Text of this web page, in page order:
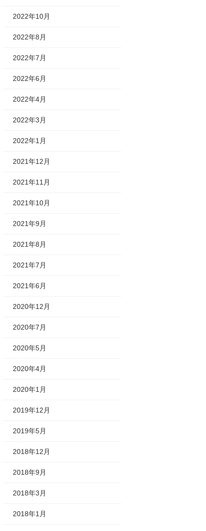
2022年10月
2022年8月
2022年7月
2022年6月
2022年4月
2022年3月
2022年1月
2021年12月
2021年11月
2021年10月
2021年9月
2021年8月
2021年7月
2021年6月
2020年12月
2020年7月
2020年5月
2020年4月
2020年1月
2019年12月
2019年5月
2018年12月
2018年9月
2018年3月
2018年1月